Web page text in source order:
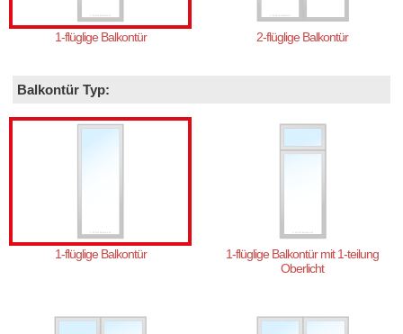
1-flüglige Balkontür 2-flüglige Balkontür
Balkontür Typ:
1-flüglige Balkontür
1-flüglige Balkontür mit 1-teilung
Oberlicht